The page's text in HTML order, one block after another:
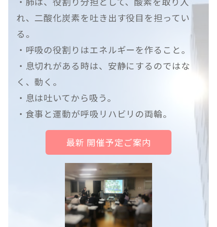
れ、二酸化炭素を吐き出す役目を担ってい
る。
・呼吸の役割りはエネルギーを作ること。
・息切れがある時は、安静にするのではな
く、動く。
・息は吐いてから吸う。
・食事と運動が呼吸リハビリの両輪。
最新 開催予定ご案内